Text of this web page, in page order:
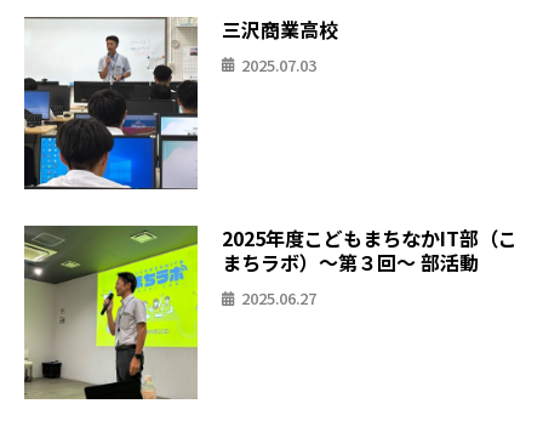
三沢商業高校
2025.07.03
2025年度こどもまちなかIT部（こ
まちラボ）〜第３回〜 部活動
2025.06.27